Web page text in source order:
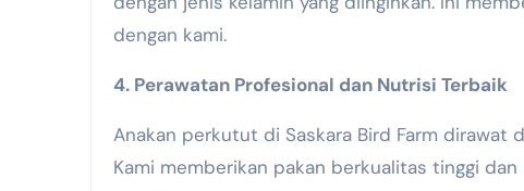
dengan kami.
4. Perawatan Profesional dan Nutrisi Terbaik
Anakan perkutut di Saskara Bird Farm dirawat
Kami memberikan pakan berkualitas tinggi